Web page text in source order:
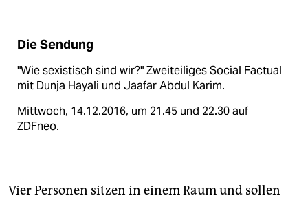
Die Sendung
"Wie sexistisch sind wir?" Zweiteiliges Social Factual
mit Dunja Hayali und Jaafar Abdul Karim.
Mittwoch, 14.12.2016, um 21.45 und 22.30 auf
ZDFneo.
Vier Personen sitzen in einem Raum und sollen